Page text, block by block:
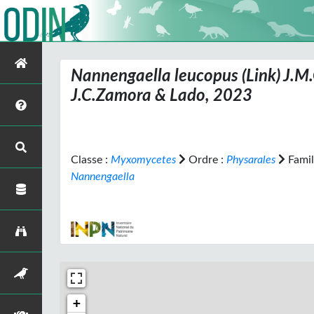
Nannengaella leucopus (Link)
J.C.Zamora & Lado, 2023
Classe : Myxomycetes Ordre : Physarales
Nannengaella
+